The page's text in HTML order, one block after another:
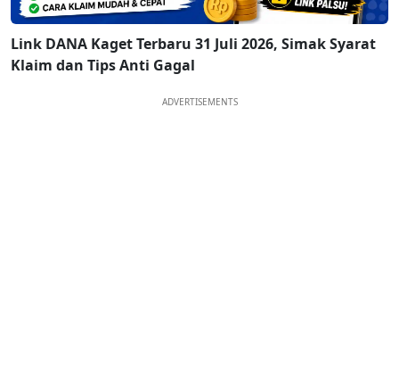
Link DANA Kaget Terbaru 31 Juli 2026, Simak Syarat
Klaim dan Tips Anti Gagal
ADVERTISEMENTS